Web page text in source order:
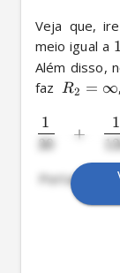
Veja que,
meio igual a 1
Além disso,
faz R2 = ∞
30
1
+
1
Portanto,